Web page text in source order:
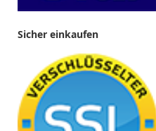
Sicher einkaufen